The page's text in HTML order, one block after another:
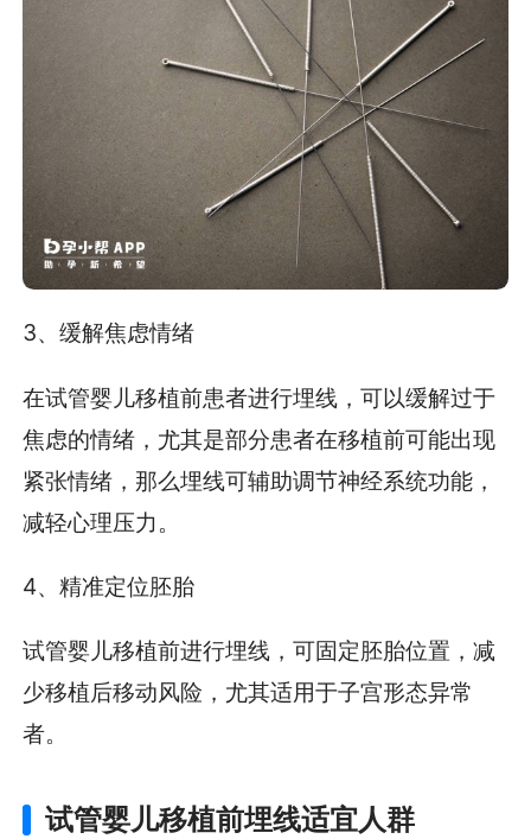
3、缓解焦虑情绪
在试管婴儿移植前患者进行埋线，可以缓解过于
焦虑的情绪，尤其是部分患者在移植前可能出现
紧张情绪，那么埋线可辅助调节神经系统功能，
减轻心理压力。
4、精准定位胚胎
试管婴儿移植前进行埋线，可固定胚胎位置，减
少移植后移动风险，尤其适用于子宫形态异常
者。
试管婴儿移植前埋线适宜人群